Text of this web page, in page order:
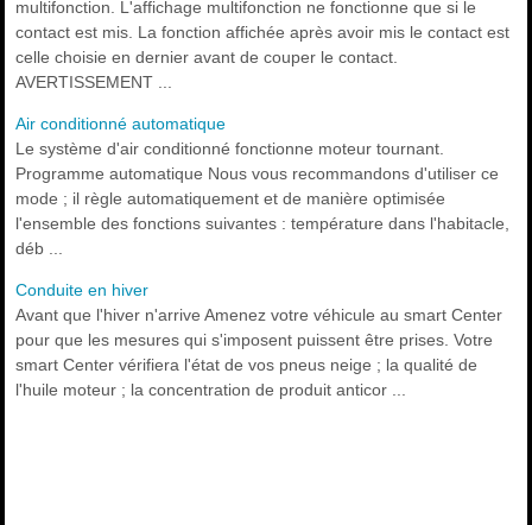
multifonction. L'affichage multifonction ne fonctionne que si le
contact est mis. La fonction affichée après avoir mis le contact est
celle choisie en dernier avant de couper le contact.
AVERTISSEMENT ...
Air conditionné automatique
Le système d'air conditionné fonctionne moteur tournant.
Programme automatique Nous vous recommandons d'utiliser ce
mode ; il règle automatiquement et de manière optimisée
l'ensemble des fonctions suivantes : température dans l'habitacle,
déb ...
Conduite en hiver
Avant que l'hiver n'arrive Amenez votre véhicule au smart Center
pour que les mesures qui s'imposent puissent être prises. Votre
smart Center vérifiera l'état de vos pneus neige ; la qualité de
l'huile moteur ; la concentration de produit anticor ...